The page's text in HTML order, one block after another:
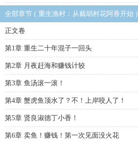
全部章节 ( 重生渔村：从截胡村花阿香开始 )
正文卷
第1章 重生二十年混子一回头
第2章 月夜赶海和赚钱计较
第3章 鱼汤滚一滚！
第4章 蟹虎鱼顶水了？不！上岸咬人了！
第5章 贤良淑德丁小香！
第6章 卖鱼！赚钱！第一次见面没火花